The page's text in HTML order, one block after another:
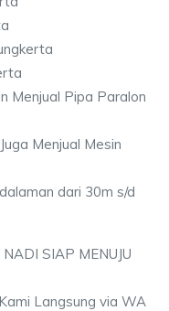
Menjual Pipa Paralon
Menjual Mesin
dari 30m s/d
SIAP MENUJU
Langsung via WA